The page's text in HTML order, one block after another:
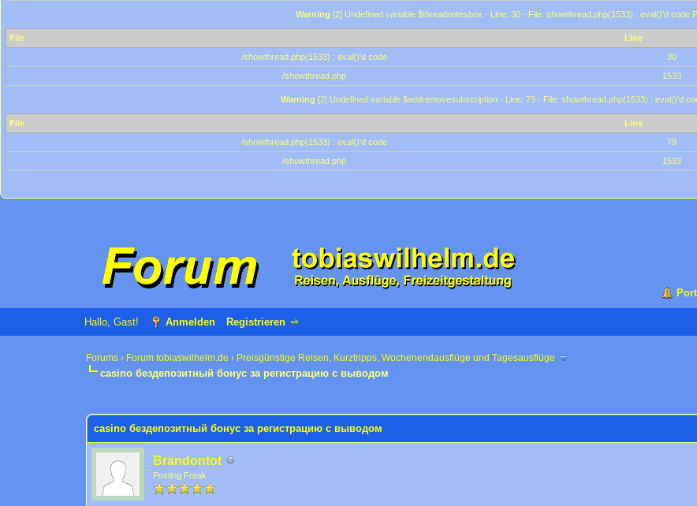
Warning [2] Undefined variable $threadnotesbox - Line: 30 - File: showthread.php(1533) : eval()'d code
File Line
/showthread.php(1533) : eval()'d code
30
/showthread.php
1533
Warning [2] Undefined variable $addremovesubscription - Line: 79 - File: showthread.php(1533) : eval()'d
File Line
/showthread.php(1533) : eval()'d code
79
/showthread.php
1533
Hallo, Gast! Anmelden Registrieren
Forums › Forum tobiaswilhelm.de › Preisgünstige Reisen, Kurztripps, Wochenendausflüge und Tagesausflüge
casino бездепозитный бонус за регистрацию с выводом
casino бездепозитный бонус за регистрацию с выводом
Brandontot
Posting Freak